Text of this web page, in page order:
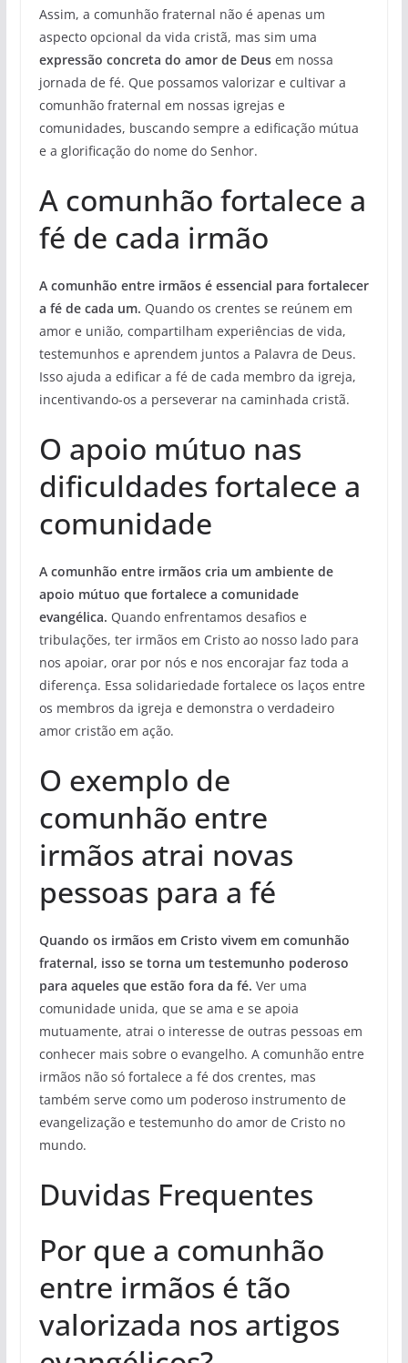
Assim, a comunhão fraternal não é apenas um
aspecto opcional da vida cristã, mas sim uma
expressão concreta do amor de Deusem nossa
jornada de fé. Que possamos valorizar e cultivar a
comunhão fraternal em nossas igrejas e
comunidades, buscando sempre a edificação mútua
e a glorificação do nome do Senhor.
A comunhão fortalece a
fé de cada irmão
A comunhão entre irmãos é essencial para fortalecer
a fé de cada um. Quando os crentes se reúnem em
amor e união, compartilham experiências de vida,
testemunhos e aprendem juntos a Palavra de Deus.
Isso ajuda a edificar a fé de cada membro da igreja,
incentivando-os a perseverar na caminhada cristã.
O apoio mútuo nas
dificuldades fortalece a
comunidade
A comunhão entre irmãos cria um ambiente de
apoio mútuo que fortalece a comunidade
evangélica. Quando enfrentamos desafios e
tribulações, ter irmãos em Cristo ao nosso lado para
nos apoiar, orar por nós e nos encorajar faz toda a
diferença. Essa solidariedade fortalece os laços entre
os membros da igreja e demonstra o verdadeiro
amor cristão em ação.
O exemplo de
comunhão entre
irmãos atrai novas
pessoas para a fé
Quando os irmãos em Cristo vivem em comunhão
fraternal, isso se torna um testemunho poderoso
para aqueles que estão fora da fé. Ver uma
comunidade unida, que se ama e se apoia
mutuamente, atrai o interesse de outras pessoas em
conhecer mais sobre o evangelho. A comunhão entre
irmãos não só fortalece a fé dos crentes, mas
também serve como um poderoso instrumento de
evangelização e testemunho do amor de Cristo no
mundo.
Duvidas Frequentes
Por que a comunhão
entre irmãos é tão
valorizada nos artigos